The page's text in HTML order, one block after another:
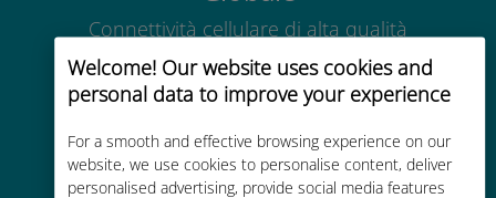
Welcome! Our website uses cookies and
personal data to improve your experience
For a smooth and effective browsing experience on our
website, we use cookies to personalise content, deliver
personalised advertising, provide social media features
Connettività cellulare di alta qualità
in tutto il mondo in oltre 200
destinazioni